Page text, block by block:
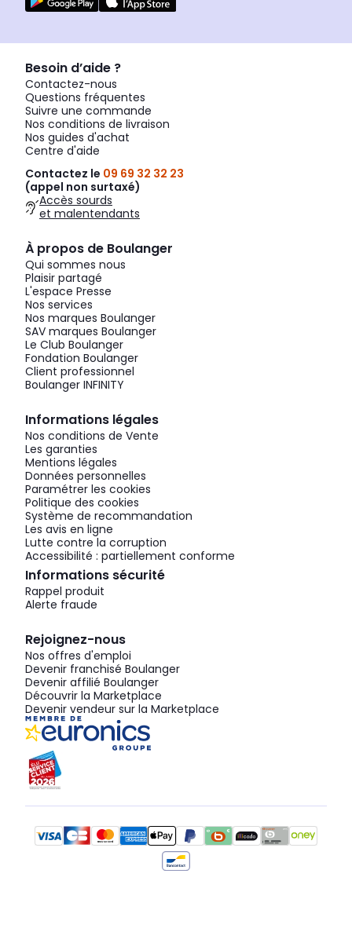
Besoin d’aide ?
Contactez-nous
Questions fréquentes
Suivre une commande
Nos conditions de livraison
Nos guides d'achat
Centre d'aide
Contactez le 09 69 32 32 23
(appel non surtaxé)
Accès sourds
et malentendants
À propos de Boulanger
Qui sommes nous
Plaisir partagé
L'espace Presse
Nos services
Nos marques Boulanger
SAV marques Boulanger
Le Club Boulanger
Fondation Boulanger
Client professionnel
Boulanger INFINITY
Informations légales
Nos conditions de Vente
Les garanties
Mentions légales
Données personnelles
Paramétrer les cookies
Politique des cookies
Système de recommandation
Les avis en ligne
Lutte contre la corruption
Accessibilité : partiellement conforme
Informations sécurité
Rappel produit
Alerte fraude
Rejoignez-nous
Nos offres d'emploi
Devenir franchisé Boulanger
Devenir affilié Boulanger
Découvrir la Marketplace
Devenir vendeur sur la Marketplace